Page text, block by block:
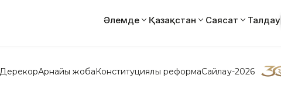
Әлемде Қазақстан Саясат Талдау
ДерекқорАрнайы жобаКонституциялық реформаСайлау-2026